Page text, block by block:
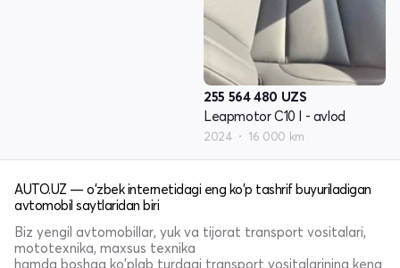
255 564 480 UZS
Leapmotor C10 I - avlod
2024 16 000 km
AUTO.UZ — o'zbek internetidagi eng ko'p tashrif buyuriladigan
avtomobil saytlaridan biri
Biz yengil avtomobillar, yuk va tijorat transport vositalari,
mototexnika, maxsus texnika
hamda boshqa ko'plab turdagi transport vositalarining keng